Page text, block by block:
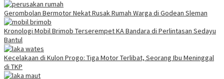
Gerombolan Bermotor Nekat Rusak Rumah Warga di Godean Sleman
Kronologi Mobil Brimob Terserempet KA Bandara di Perlintasan Sedayu
Bantul
Kecelakaan di Kulon Progo: Tiga Motor Terlibat, Seorang Ibu Meninggal
di TKP